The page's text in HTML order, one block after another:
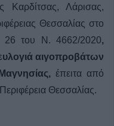
Καρδίτσας, Λάρισας,
Θεσσαλίας στο
26 του Ν. 4662/2020,
αιγοπροβάτων
έπειτα από
Θεσσαλίας.